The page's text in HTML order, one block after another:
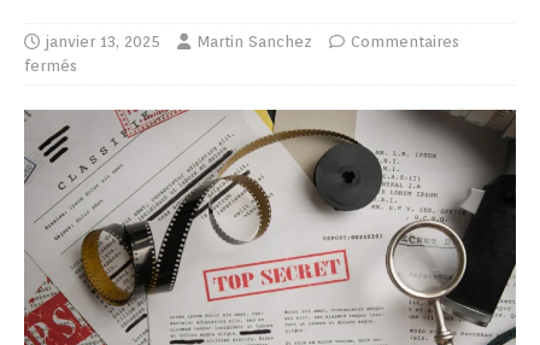
janvier 13, 2025 Martin Sanchez
Commentaires
fermés